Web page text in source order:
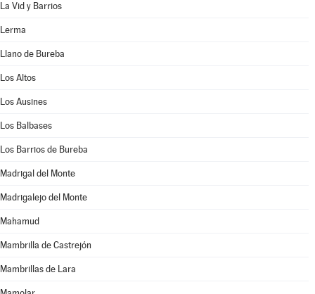
La Vid y Barrios
Lerma
Llano de Bureba
Los Altos
Los Ausines
Los Balbases
Los Barrios de Bureba
Madrigal del Monte
Madrigalejo del Monte
Mahamud
Mambrilla de Castrejón
Mambrillas de Lara